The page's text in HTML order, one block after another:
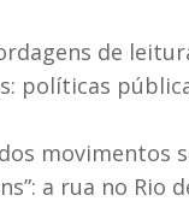
de
políticas
movimentos
a rua no Rio